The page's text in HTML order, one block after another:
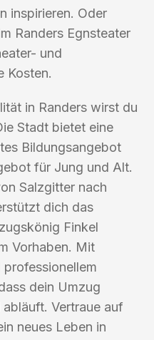
inspirieren. Oder
Randers Egnsteater
und
Kosten.
in Randers wirst du
Stadt bietet eine
Bildungsangebot
für Jung und Alt.
Salzgitter nach
dich das
Finkel
Vorhaben. Mit
professionellem
dein Umzug
Vertraue auf
neues Leben in